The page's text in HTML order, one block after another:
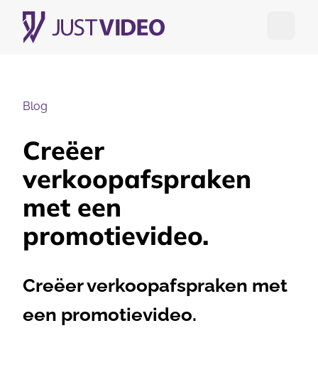
Blog
Creëer
verkoopafspraken
met een
promotievideo.
Creëer verkoopafspraken met
een promotievideo.